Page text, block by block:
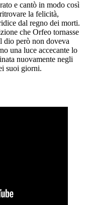
e cantò in modo così
la felicità,
dal regno dei morti.
che Orfeo tornasse
dio però non doveva
una luce accecante lo
nuovamente negli
suoi giorni.